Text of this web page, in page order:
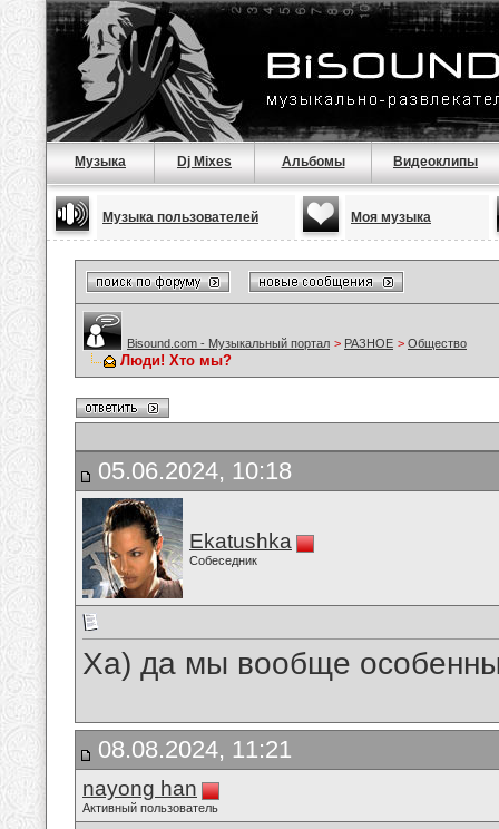
Музыка Dj Mixes Альбомы Видеоклипы
Музыка пользователей Моя музыка
Bisound.com - Музыкальный портал > РАЗНОЕ > Общество
Люди! Хто мы?
05.06.2024, 10:18
Ekatushka
Собеседник
Ха) да мы вообще
08.08.2024, 11:21
nayong han
Активный пользователь